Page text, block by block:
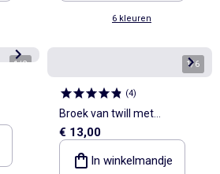
6 kleuren
1/2 1/6
(4)
Broek van twill met
luipaardprint
€ 13,00
In winkelmandje